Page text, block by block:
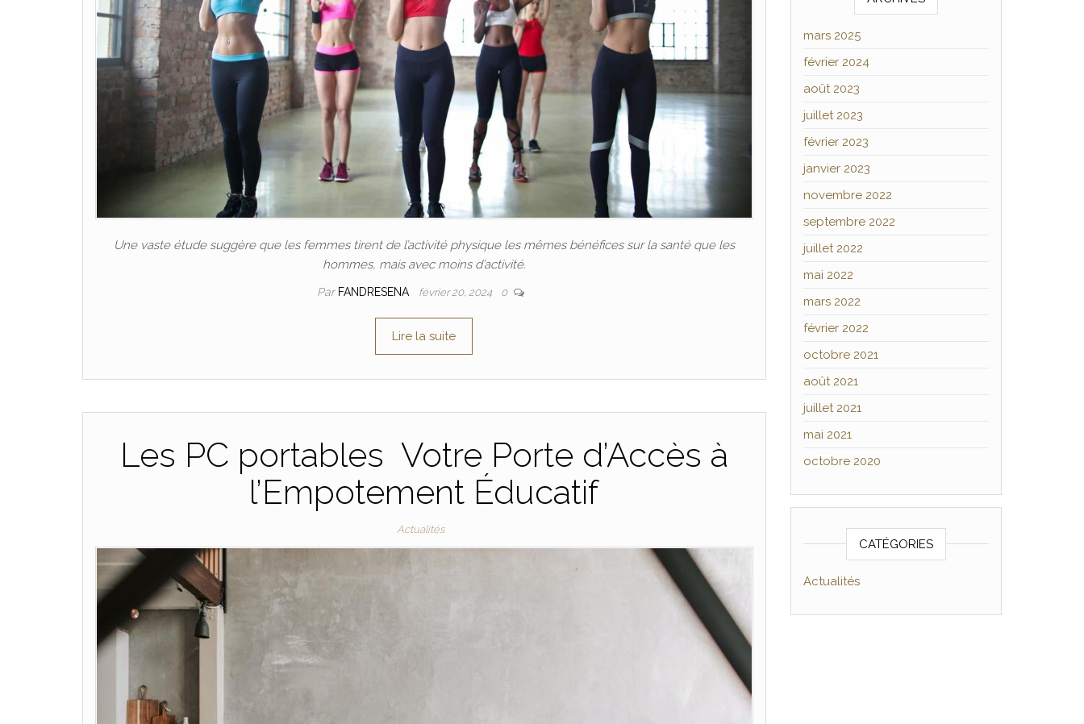
Une vaste étude suggère que les femmes tirent de l’activité physique les mêmes bénéfices sur la santé que les
hommes, mais avec moins d’activité.
Par FANDRESENA février 20, 2024 0
Lire la suite
Les PC portables Votre Porte d’Accès à
l’Empotement Éducatif
Actualités
mars 2025
février 2024
août 2023
juillet 2023
février 2023
janvier 2023
novembre 2022
septembre 2022
juillet 2022
mai 2022
mars 2022
février 2022
octobre 2021
août 2021
juillet 2021
mai 2021
octobre 2020
CATÉGORIES
Actualités